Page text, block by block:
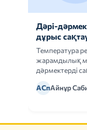
Дәрі-
дұрыс
Температура
жарамдылық
дәрмектерді
АСпАйнұр